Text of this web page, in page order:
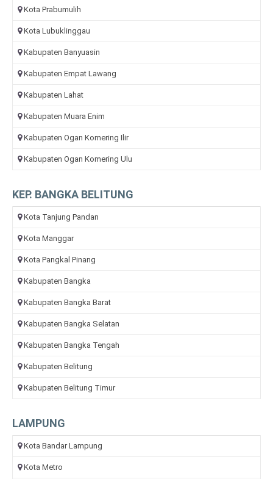
Kota Prabumulih
Kota Lubuklinggau
Kabupaten Banyuasin
Kabupaten Empat Lawang
Kabupaten Lahat
Kabupaten Muara Enim
Kabupaten Ogan Komering Ilir
Kabupaten Ogan Komering Ulu
KEP. BANGKA BELITUNG
Kota Tanjung Pandan
Kota Manggar
Kota Pangkal Pinang
Kabupaten Bangka
Kabupaten Bangka Barat
Kabupaten Bangka Selatan
Kabupaten Bangka Tengah
Kabupaten Belitung
Kabupaten Belitung Timur
LAMPUNG
Kota Bandar Lampung
Kota Metro